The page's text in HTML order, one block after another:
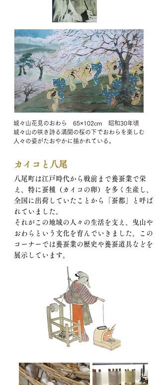
城々山花見のおわら 65×102cm 昭和30年頃
城々山の咲き詩る満開の桜の下でおわらを楽しむ
人々の姿がたおやかに描かれている。
カイコと八尾
八尾町は江戸時代から戦前まで養蚕業で栄
え、特に蚕種（カイコの卵）を多く生産し、
全国に出荷していたことから「蚕都」と呼ば
れていました。
それがこの地域の人々の生活を支え、曳山や
おわらという文化を育んでいきました。この
コーナーでは養蚕業の歴史や養蚕道具などを
展示しています。